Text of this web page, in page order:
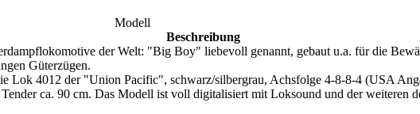
Modell
Beschreibung
der Welt: "Big Boy" liebevoll genannt, gebaut u.a. für die
Güterzügen.
Lok 4012 der "Union Pacific", schwarz/silbergrau, Achsfolge 4-8-8-4 (USA
ca. 90 cm. Das Modell ist voll digitalisiert mit Loksound und der weiteren